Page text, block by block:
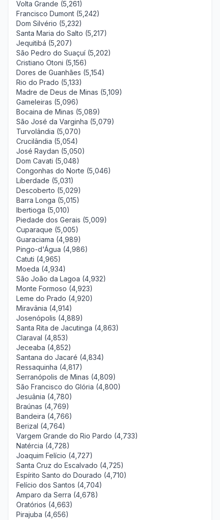
Volta Grande (5,261)
Francisco Dumont (5,242)
Dom Silvério (5,232)
Santa Maria do Salto (5,217)
Jequitibá (5,207)
São Pedro do Suaçuí (5,202)
Cristiano Otoni (5,156)
Dores de Guanhães (5,154)
Rio do Prado (5,133)
Madre de Deus de Minas (5,109)
Gameleiras (5,096)
Bocaina de Minas (5,089)
São José da Varginha (5,079)
Turvolândia (5,070)
Crucilândia (5,054)
José Raydan (5,050)
Dom Cavati (5,048)
Congonhas do Norte (5,046)
Liberdade (5,031)
Descoberto (5,029)
Barra Longa (5,015)
Ibertioga (5,010)
Piedade dos Gerais (5,009)
Cuparaque (5,005)
Guaraciama (4,989)
Pingo-d'Água (4,986)
Catuti (4,965)
Moeda (4,934)
São João da Lagoa (4,932)
Monte Formoso (4,923)
Leme do Prado (4,920)
Miravânia (4,914)
Josenópolis (4,889)
Santa Rita de Jacutinga (4,863)
Claraval (4,853)
Jeceaba (4,852)
Santana do Jacaré (4,834)
Ressaquinha (4,817)
Serranópolis de Minas (4,809)
São Francisco do Glória (4,800)
Jesuânia (4,780)
Braúnas (4,769)
Bandeira (4,766)
Berizal (4,764)
Vargem Grande do Rio Pardo (4,733)
Natércia (4,728)
Joaquim Felício (4,727)
Santa Cruz do Escalvado (4,725)
Espírito Santo do Dourado (4,710)
Felício dos Santos (4,704)
Amparo da Serra (4,678)
Oratórios (4,663)
Pirajuba (4,656)